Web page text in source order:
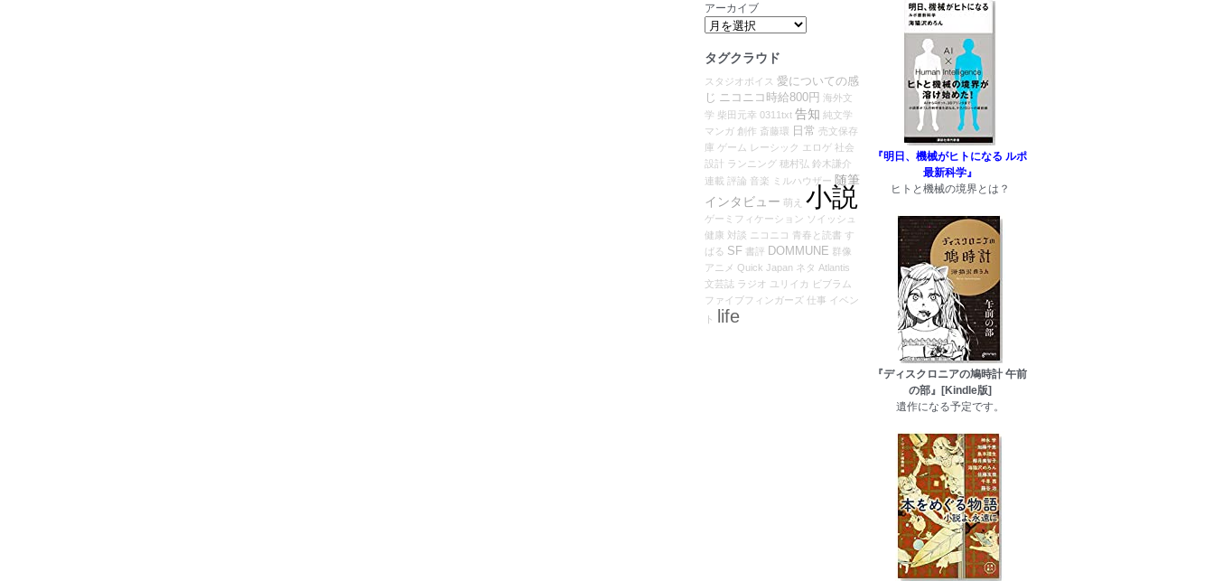
アーカイブ
タグクラウド
スタジオボイス 愛についての感
じ ニコニコ時給800円 海外文
学 柴田元幸 0311txt 告知 純文学
マンガ 創作 斎藤環 日常 売文保存
庫 ゲーム レーシック エロゲ 社会
設計
ランニング 穂村弘 鈴木謙介
連載 評論 音楽 ミルハウザー 随筆
インタビュー 萌え 小説
ゲーミフィケーション ソイッシュ
健康 対談 ニコニコ 青春と読書 す
ばる SF 書評 DOMMUNE 群像
アニメ Quick Japan ネタ Atlantis
文芸誌 ラジオ ユリイカ ビブラム
ファイブフィンガーズ 仕事 イベン
ト
life
『明日、機械がヒトになる ルポ
最新科学』
ヒトと機械の境界とは？
『ディスクロニアの鳩時計 午前
の部』[Kindle版]
遺作になる予定です。